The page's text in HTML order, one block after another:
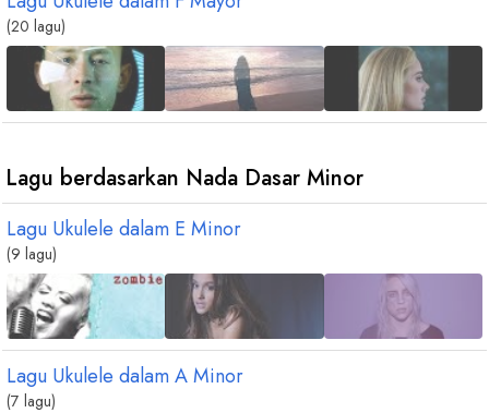
(20 lagu)
Lagu berdasarkan Nada Dasar Minor
Lagu Ukulele dalam E Minor
(9 lagu)
Lagu Ukulele dalamAMinor
(7 lagu)